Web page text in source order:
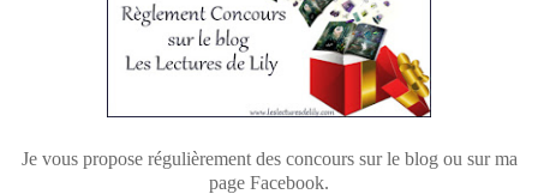
Je vous propose régulièrement des concours sur le blog ou sur ma
page Facebook.